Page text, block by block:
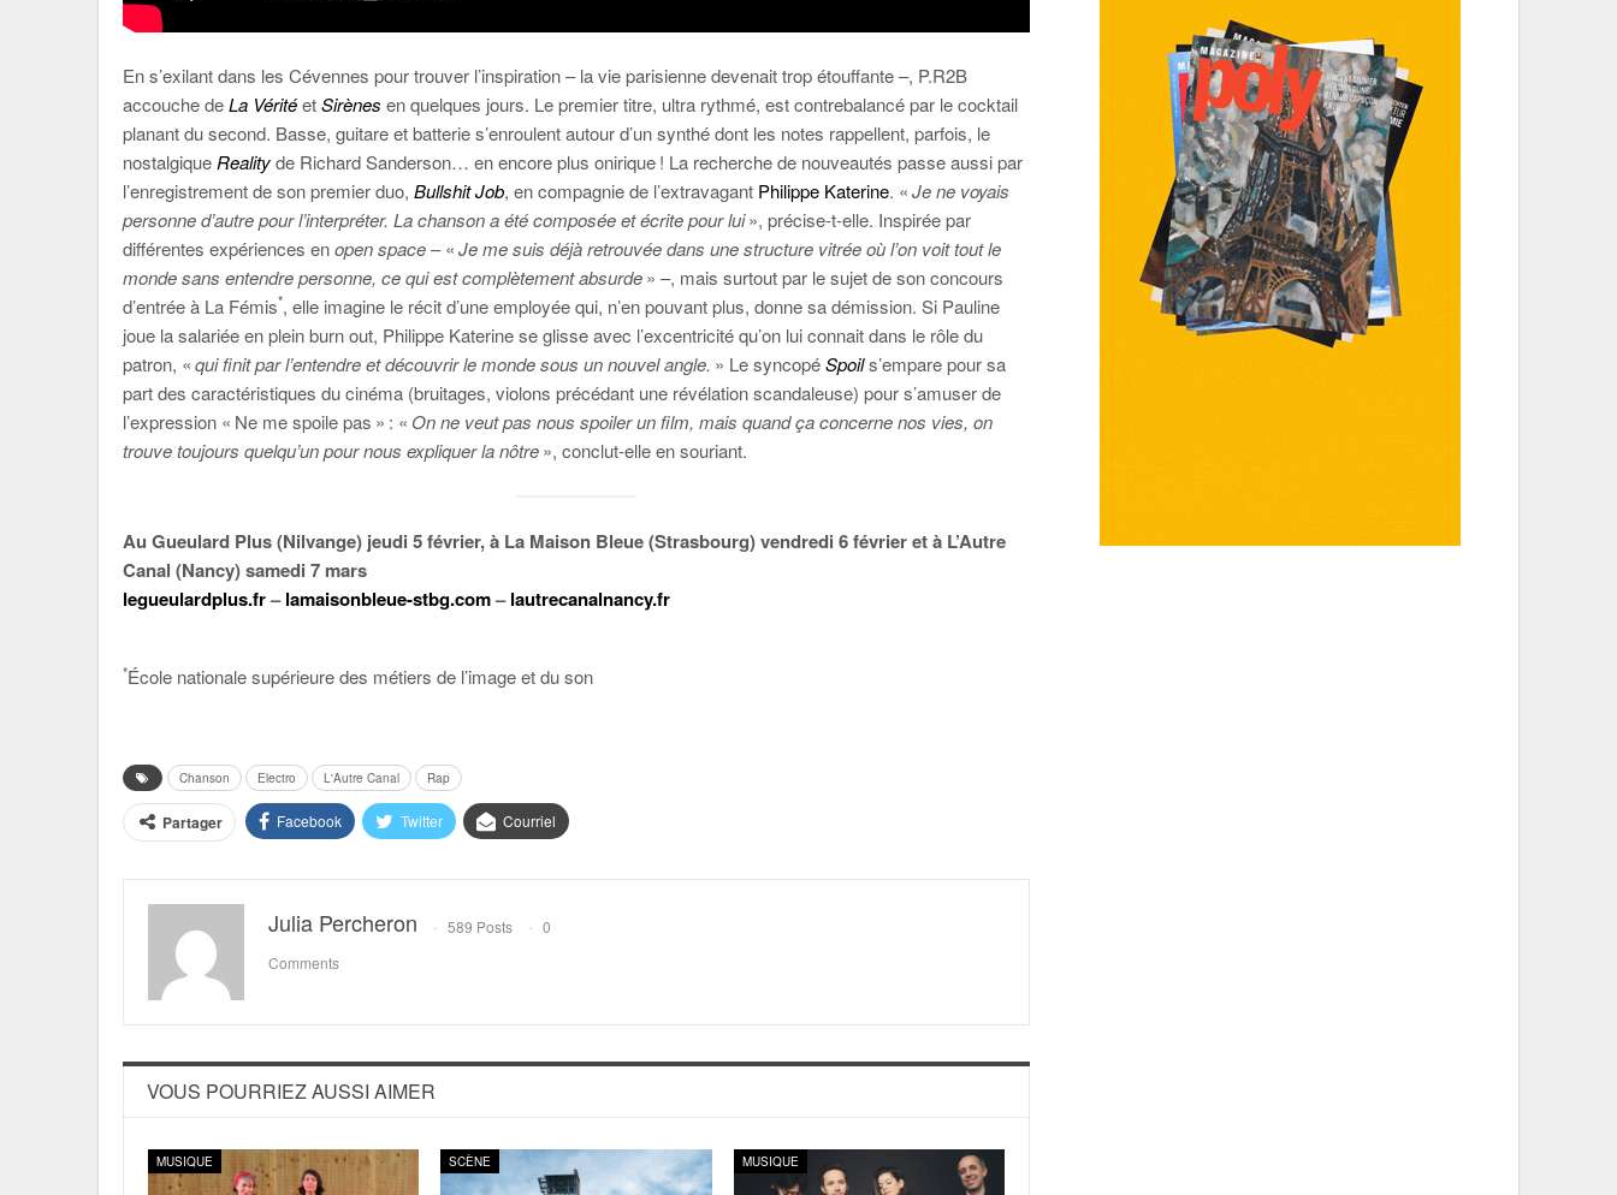
En s’exilant dans les Cévennes pour trouver l’inspiration – la vie parisienne devenait trop étouffante –, P.R2B
accouche deLa VéritéetSirènes en quelques jours. Le premier titre, ultra rythmé, est contrebalancé par le cocktail
planant du second. Basse, guitare et batterie s’enroulent autour d’un synthé dont les notes rappellent, parfois, le
nostalgique Realityde Richard Sanderson… en encore plus onirique ! La recherche de nouveautés passe aussi par
l’enregistrement de son premier duo, Bullshit Job, en compagnie de l’extravagant Philippe Katerine. «Je ne voyais
personne d’autre pour l’interpréter. La chanson a été composée et écrite pour lui», précise-t-elle. Inspirée par
différentes expériences enopen space– «Je me suis déjà retrouvéedans une structure vitrée où l’on voit tout le
monde sans entendre personne, ce qui est complètement absurde» –, mais surtout par le sujet de son concours
d’entrée à La Fémis*, elle imagine le récit d’une employée qui, n’en pouvant plus, donne sa démission. Si Pauline
joue la salariée en plein burn out, Philippe Katerine se glisse avec l’excentricité qu’on lui connait dans le rôle du
patron, «qui finit par l’entendre et découvrir le monde sous un nouvel angle. » Le syncopéSpoils’empare pour sa
part des caractéristiques du cinéma (bruitages, violons précédant une révélation scandaleuse) pour s’amuser de
l’expression « Ne me spoile pas » : « On ne veut pas nous spoiler un film, mais quand ça concerne nos vies, on
trouve toujours quelqu’un pour nous expliquer la nôtre», conclut-elle en souriant.
Au Gueulard Plus (Nilvange) jeudi 5 février, à La Maison Bleue (Strasbourg) vendredi 6 février et à L’Autre
Canal (Nancy) samedi 7 mars
legueulardplus.fr–lamaisonbleue-stbg.com–lautrecanalnancy.fr
*École nationale supérieure des métiers de l’image et du son
Chanson Electro L'Autre Canal Rap
Partager Facebook Twitter Courriel
Julia Percheron 589 Posts
0
Comments
VOUS POURRIEZ AUSSI AIMER
MUSIQUE SCÈNE MUSIQUE